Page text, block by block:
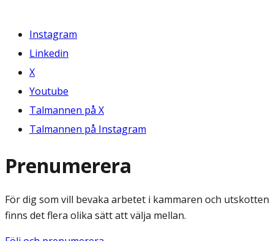
Instagram
Linkedin
X
Youtube
Talmannen på X
Talmannen på Instagram
Prenumerera
För dig som vill bevaka arbetet i kammaren och utskotten
finns det flera olika sätt att välja mellan.